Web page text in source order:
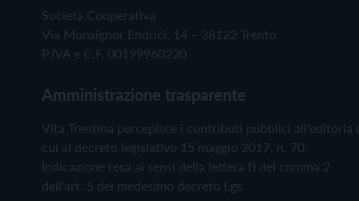
Società Cooperativa
Via Monsignor Endrici, 14 – 38122 Trento
P.IVA e C.F. 00199960220
Amministrazione trasparente
Vita Trentina percepisce i contributi pubblici all'editoria
cui al decreto legislativo 15 maggio 2017, n. 70.
Indicazione resa ai sensi della lettera f) del comma 2
dell'art. 5 del medesimo decreto Lgs.